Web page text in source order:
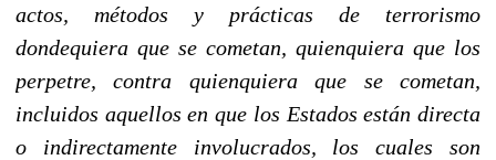
actos, métodos y prácticas de terrorismo
dondequiera que se cometan, quienquiera que los
perpetre, contra quienquiera que se cometan,
incluidos aquellos en que los Estados están directa
o indirectamente involucrados, los cuales son